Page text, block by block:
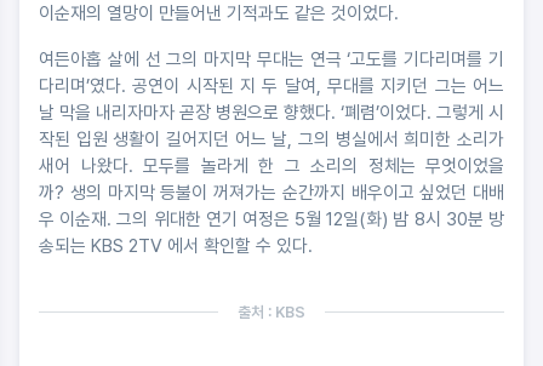
이순재의 열망이 만들어낸 기적과도 같은 것이었다.
여든아홉 살에 선 그의 마지막 무대는 연극 ‘고도를 기다리며를 기
다리며’였다. 공연이 시작된 지 두 달여, 무대를 지키던 그는 어느
날 막을 내리자마자 곧장 병원으로 향했다. ‘폐렴’이었다. 그렇게 시
작된 입원 생활이 길어지던 어느 날, 그의 병실에서 희미한 소리가
새어 나왔다. 모두를 놀라게 한 그 소리의 정체는 무엇이었을
까? 생의 마지막 등불이 꺼져가는 순간까지 배우이고 싶었던 대배
우 이순재. 그의 위대한 연기 여정은 5월 12일(화) 밤 8시 30분 방
송되는 KBS 2TV 에서 확인할 수 있다.
출처 : KBS